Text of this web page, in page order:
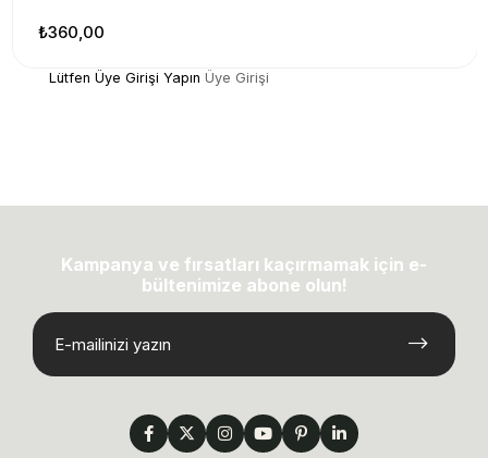
₺360,00
Lütfen Üye Girişi Yapın Üye Girişi
Kampanya ve fırsatları kaçırmamak için e-
bültenimize abone olun!